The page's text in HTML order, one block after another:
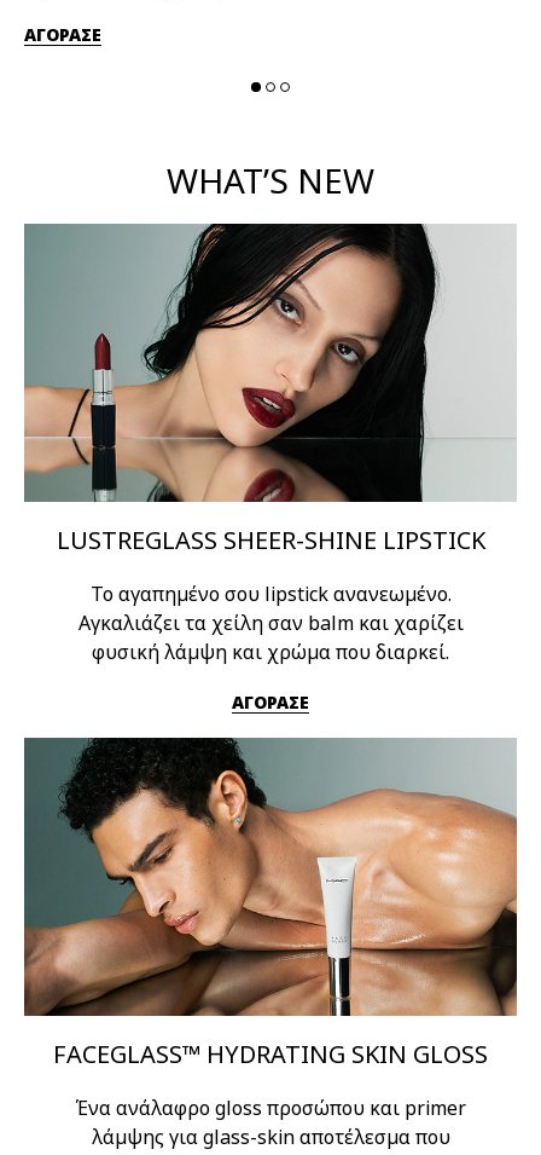
ΑΓΟΡΑΣΕ
WHAT’S NEW
LUSTREGLASS SHEER-SHINE LIPSTICK
Το αγαπημένο σου lipstick ανανεωμένο.
Αγκαλιάζει τα χείλη σαν balm και χαρίζει
φυσική λάμψη και χρώμα που διαρκεί.
ΑΓΟΡΑΣΕ
FACEGLASS™ HYDRATING SKIN GLOSS
Ένα ανάλαφρο gloss προσώπου και primer
λάμψης για glass-skin αποτέλεσμα που